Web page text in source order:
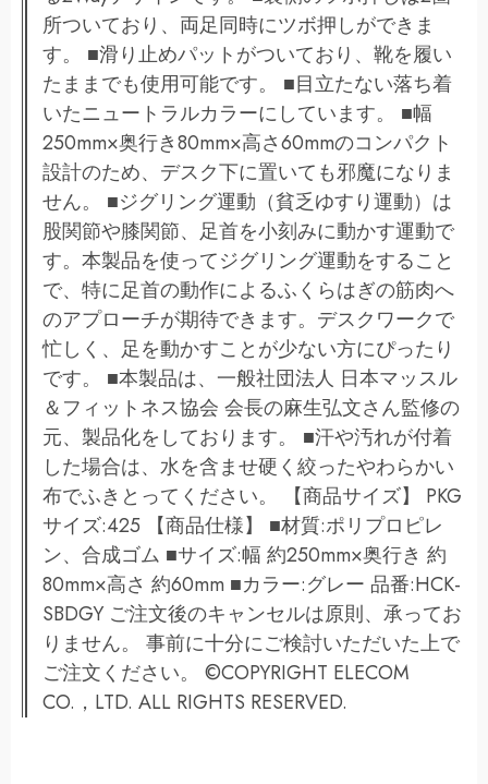
所ついており、両足同時にツボ押しができま
す。 ■滑り止めパットがついており、靴を履い
たままでも使用可能です。 ■目立たない落ち着
いたニュートラルカラーにしています。 ■幅
250mm×奥行き80mm×高さ60mmのコンパクト
設計のため、デスク下に置いても邪魔になりま
せん。 ■ジグリング運動（貧乏ゆすり運動）は
股関節や膝関節、足首を小刻みに動かす運動で
す。本製品を使ってジグリング運動をすること
で、特に足首の動作によるふくらはぎの筋肉へ
のアプローチが期待できます。デスクワークで
忙しく、足を動かすことが少ない方にぴったり
です。 ■本製品は、一般社団法人 日本マッスル
＆フィットネス協会 会長の麻生弘文さん監修の
元、製品化をしております。 ■汗や汚れが付着
した場合は、水を含ませ硬く絞ったやわらかい
布でふきとってください。 【商品サイズ】 PKG
サイズ:425 【商品仕様】 ■材質:ポリプロピレ
ン、合成ゴム ■サイズ:幅 約250mm×奥行き 約
80mm×高さ 約60mm ■カラー:グレー 品番:HCK-
SBDGY ご注文後のキャンセルは原則、承ってお
りません。 事前に十分にご検討いただいた上で
ご注文ください。 ©COPYRIGHT ELECOM
CO.，LTD. ALL RIGHTS RESERVED.